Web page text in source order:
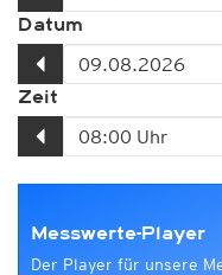
Datum
Zeit
Messwerte-Player
Der Player für unsere